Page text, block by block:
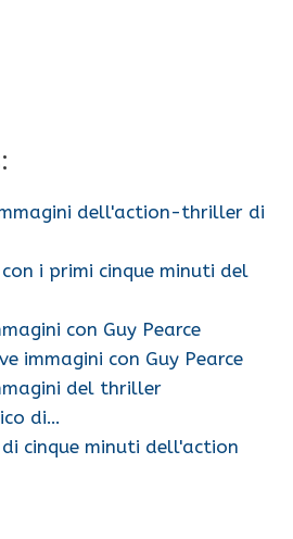
dell'action-thriller di
i primi cinque minuti del
con Guy Pearce
immagini con Guy Pearce
del thriller
di…
cinque minuti dell'action